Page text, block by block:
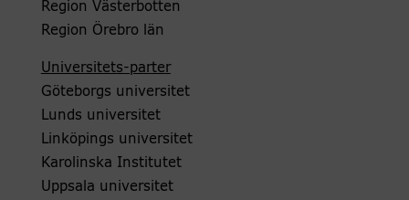
Region Västerbotten
Region Örebro län
Universitets-parter
Göteborgs universitet
Lunds universitet
Linköpings universitet
Karolinska Institutet
Uppsala universitet